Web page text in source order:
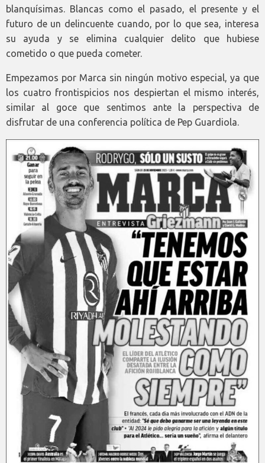
blanquísimas. Blancas como el pasado, el presente y el
futuro de un delincuente cuando, por lo que sea, interesa
su ayuda y se elimina cualquier delito que hubiese
cometido o que pueda cometer.
Empezamos por Marca sin ningún motivo especial, ya que
los cuatro frontispicios nos despiertan el mismo interés,
similar al goce que sentimos ante la perspectiva de
disfrutar de una conferencia política de Pep Guardiola.